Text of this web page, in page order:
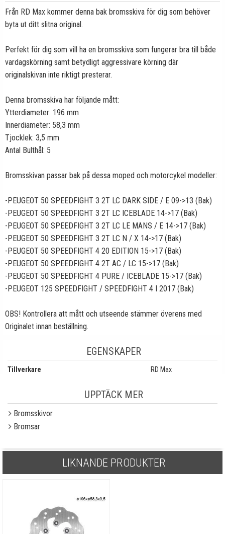
Från RD Max kommer denna bak bromsskiva för dig som behöver
byta ut ditt slitna original.
Perfekt för dig som vill ha en bromsskiva som fungerar bra till både
vardagskörning samt betydligt aggressivare körning där
originalskivan inte riktigt presterar.
Denna bromsskiva har följande mått:
Ytterdiameter: 196 mm
Innerdiameter: 58,3 mm
Tjocklek: 3,5 mm
Antal Bulthål: 5
Bromsskivan passar bak på dessa moped och motorcykel modeller:
-PEUGEOT 50 SPEEDFIGHT 3 2T LC DARK SIDE / E 09->13 (Bak)
-PEUGEOT 50 SPEEDFIGHT 3 2T LC ICEBLADE 14->17 (Bak)
-PEUGEOT 50 SPEEDFIGHT 3 2T LC LE MANS / E 14->17 (Bak)
-PEUGEOT 50 SPEEDFIGHT 3 2T LC N / X 14->17 (Bak)
-PEUGEOT 50 SPEEDFIGHT 4 20 EDITION 15->17 (Bak)
-PEUGEOT 50 SPEEDFIGHT 4 2T AC / LC 15->17 (Bak)
-PEUGEOT 50 SPEEDFIGHT 4 PURE / ICEBLADE 15->17 (Bak)
-PEUGEOT 125 SPEEDFIGHT / SPEEDFIGHT 4 I 2017 (Bak)
OBS! Kontrollera att mått och utseende stämmer överens med
Originalet innan beställning.
EGENSKAPER
Tillverkare RD Max
UPPTÄCK MER
Bromsskivor
Bromsar
LIKNANDE PRODUKTER